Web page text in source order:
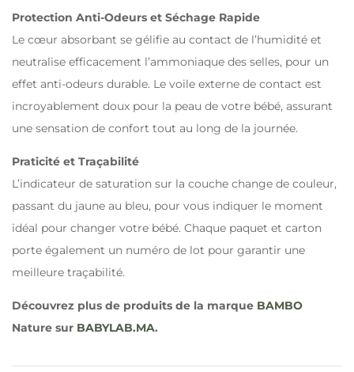
Protection Anti-Odeurs et Séchage Rapide
Le cœur absorbant se gélifie au contact de l’humidité et
neutralise efficacement l’ammoniaque des selles, pour un
effet anti-odeurs durable. Le voile externe de contact est
incroyablement doux pour la peau de votre bébé, assurant
une sensation de confort tout au long de la journée.
Praticité et Traçabilité
L’indicateur de saturation sur la couche change de couleur,
passant du jaune au bleu, pour vous indiquer le moment
idéal pour changer votre bébé. Chaque paquet et carton
porte également un numéro de lot pour garantir une
meilleure traçabilité.
Découvrez plus de produits de la marque BAMBO
Nature sur BABYLAB.MA.